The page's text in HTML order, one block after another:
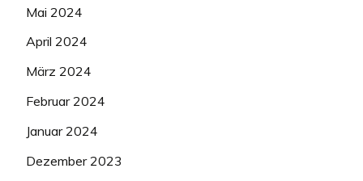
Mai 2024
April 2024
März 2024
Februar 2024
Januar 2024
Dezember 2023